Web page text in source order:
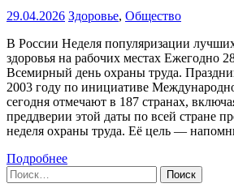
29.04.2026 Здоровье, Общество
В России Неделя популяризации
здоровья на рабочих местах Ежегодно
Всемирный день охраны труда.
2003 году по инициативе
сегодня отмечают в 187 странах,
преддверии этой даты по всей стране
неделя охраны труда. Её цель —
Подробнее
Найти: